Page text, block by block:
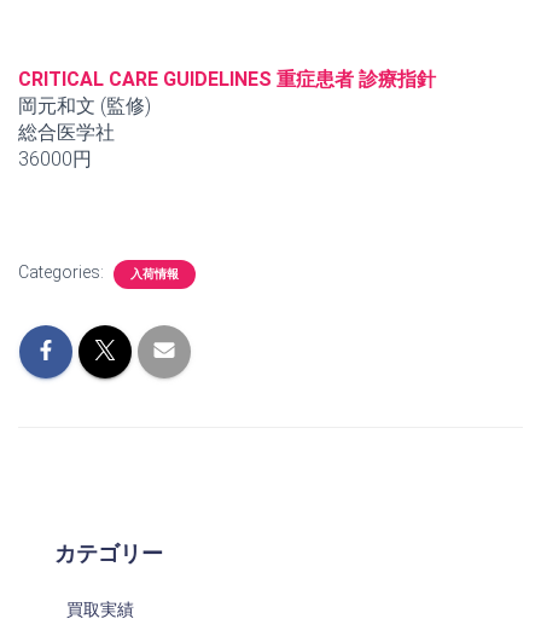
CRITICAL CARE GUIDELINES 重症患者 診療指針
岡元和文 (監修)
総合医学社
36000円
Categories: 入荷情報
カテゴリー
買取実績